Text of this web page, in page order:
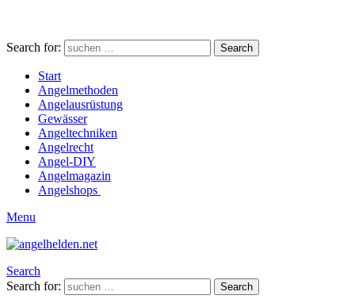
Search for: Search
Start
Angelmethoden
Angelausrüstung
Gewässer
Angeltechniken
Angelrecht
Angel-DIY
Angelmagazin
Angelshops
Menu
Search
Search for:
Search